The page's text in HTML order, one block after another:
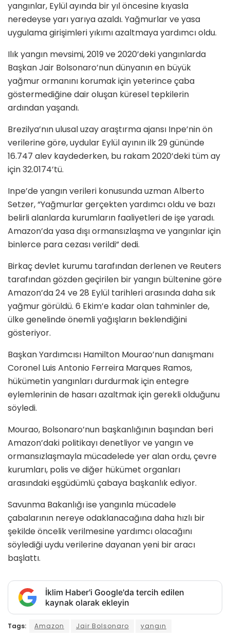
yangınlar, Eylül ayında bir yıl öncesine kıyasla
neredeyse yarı yarıya azaldı. Yağmurlar ve yasa
uygulama girişimleri yıkımı azaltmaya yardımcı oldu.
Ilık yangın mevsimi, 2019 ve 2020’deki yangınlarda
Başkan Jair Bolsonaro’nun dünyanın en büyük
yağmur ormanını korumak için yeterince çaba
göstermediğine dair oluşan küresel tepkilerin
ardından yaşandı.
Brezilya’nın ulusal uzay araştırma ajansı Inpe’nin ön
verilerine göre, uydular Eylül ayının ilk 29 gününde
16.747 alev kaydederken, bu rakam 2020’deki tüm ay
için 32.0174’tü.
Inpe’de yangın verileri konusunda uzman Alberto
Setzer, “Yağmurlar gerçekten yardımcı oldu ve bazı
belirli alanlarda kurumların faaliyetleri de işe yaradı.
Amazon’da yasa dışı ormansızlaşma ve yangınlar için
binlerce para cezası verildi” dedi.
Birkaç devlet kurumu tarafından derlenen ve Reuters
tarafından gözden geçirilen bir yangın bültenine göre
Amazon’da 24 ve 28 Eylül tarihleri arasında daha sık
yağmur görüldü. 6 Ekim’e kadar olan tahminler de,
ülke genelinde önemli yağışların beklendiğini
gösteriyor.
Başkan Yardımcısı Hamilton Mourao’nun danışmanı
Coronel Luis Antonio Ferreira Marques Ramos,
hükümetin yangınları durdurmak için entegre
eylemlerinin de hasarı azaltmak için gerekli olduğunu
söyledi.
Mourao, Bolsonaro’nun başkanlığının başından beri
Amazon’daki politikayı denetliyor ve yangın ve
ormansızlaşmayla mücadelede yer alan ordu, çevre
kurumları, polis ve diğer hükümet organları
arasındaki eşgüdümlü çabaya başkanlık ediyor.
Savunma Bakanlığı ise yangınla mücadele
çabalarının nereye odaklanacağına daha hızlı bir
şekilde öncelik verilmesine yardımcı olacağını
söylediği uydu verilerine dayanan yeni bir aracı
başlattı.
İklim Haber'i Google'da tercih edilen
kaynak olarak ekleyin
Tags: Amazon Jair Bolsonaro yangın